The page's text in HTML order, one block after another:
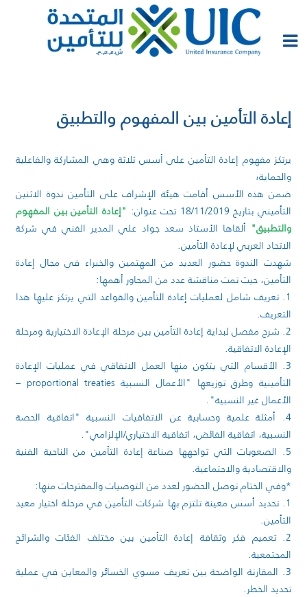
إعادة التأمين بين المفهوم والتطبيق
يرتكز مفهوم إعادة التأمين على أسس ثلاثة وهي المشاركة والفاعلية
والحماية؛
ضمن هذه الأسس أقامت هيئة الإشراف على التأمين ندوة الاثنين
التأميني بتاريخ 18/11/2019 تحت عنوان:
"إعادة التأمين بين المفهوم
والتطبيق" ألقاها الأستاذ سعد جواد علي المدير الفني في شركة
الاتحاد العربي لإعادة التأمين.
شهدت الندوة حضور العديد من المهتمين والخبراء في مجال إعادة
التأمين، حيث تمت مناقشة عدد من المحاور أهمها:
1. تعريف شامل لعمليات إعادة التأمين والقواعد التي يرتكز عليها هذا
التعريف.
2. شرح مفصل لبداية إعادة التأمين بين مرحلة الإعادة الاختيارية ومرحلة
الإعادة الاتفاقية.
3. الأقسام التي يتكون منها العمل الاتفاقي في عمليات الإعادة
التأمينية وطرق توزيعها "الأعمال النسبية proportional treaties –
الأعمال غير النسبية"٠
4. أمثلة علمية وحسابية عن الاتفاقيات النسبية "اتفاقية الحصة
النسبية، اتفاقية الفائض، اتفاقية الاختياري/الإلزامي".
5. الصعوبات التي تواجهها صناعة إعادة التأمين من الناحية الفنية
والاقتصادية والاجتماعية.
*وفي الختام توصل الحضور لعدد من التوصيات والمقترحات منها:
1. تحديد أسس معينة تلتزم بها شركات التأمين في مرحلة اختيار معيد
التأمين.
2. تعميم فكر وثقافة إعادة التأمين بين مختلف الفئات والشرائح
المجتمعية.
3. المقارنة الواضحة بين تعريف مسوي الخسائر والمعاين في عملية
تحديد الخطر.